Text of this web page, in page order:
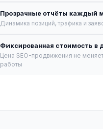
Прозрачные отчёты каждый
Динамика позиций, трафика и
Фиксированная стоимость в
Цена SEO-продвижения не
работы